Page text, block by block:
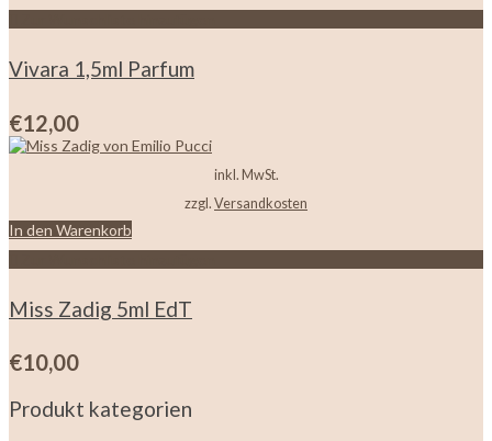
Vivara 1,5ml Parfum
€12,00
inkl. MwSt.
zzgl. Versandkosten
In den Warenkorb
Miss Zadig 5ml EdT
€10,00
Produkt kategorien